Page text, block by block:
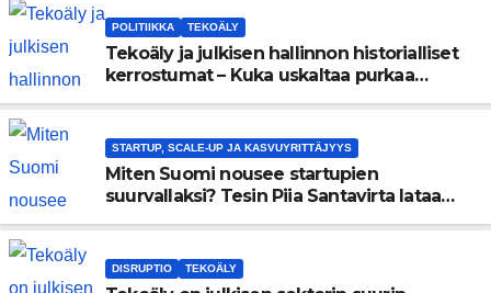
POLITIIKKA TEKOÄLY
Tekoäly ja julkisen hallinnon historialliset
kerrostumat – Kuka uskaltaa purkaa
STARTUP, SCALE-UP JA KASVUYRITTÄJYYS
Miten Suomi nousee startupien
suurvallaksi? Tesin Piia Santavirta lataa
DISRUPTIO TEKOÄLY